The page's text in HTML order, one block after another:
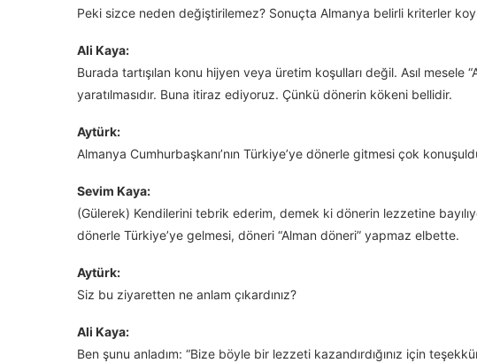
Peki sizce neden değiştirilemez? Sonuçta Almanya belirli kriterler
Ali Kaya:
Burada tartışılan konu hijyen veya üretim koşulları değil. Asıl
yaratılmasıdır. Buna itiraz ediyoruz. Çünkü dönerin kökeni bellidir.
Aytürk:
Almanya Cumhurbaşkanı’nın Türkiye’ye dönerle gitmesi çok
Sevim Kaya:
(Gülerek) Kendilerini tebrik ederim, demek ki dönerin lezzetine
dönerle Türkiye’ye gelmesi, döneri “Alman döneri” yapmaz elbette.
Aytürk:
Siz bu ziyaretten ne anlam çıkardınız?
Ali Kaya:
Ben şunu anladım: “Bize böyle bir lezzeti kazandırdığınız için